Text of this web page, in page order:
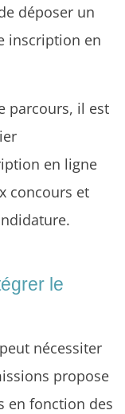
déposer un
inscription en
parcours, il est
en ligne
concours et
le
nécessiter
propose
en fonction des